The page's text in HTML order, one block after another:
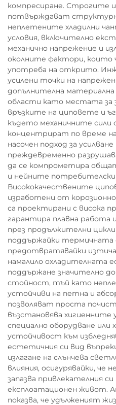
компресиране. Строгите
потвърждават
неплетените хладилни
условия, включително
механично напрежение и
околните фактори,
употреба на открито.
усилени точки на
допълнителна
области като местата за
връзките на циповете и
където механичните сили
концентрират по време
насочен подход за
преждевременно
да се компрометира
и нейните
Висококачествените
изработени от
са проектирани с висока
гарантира плавна работа
през продължителни
поддържайки
предотвратявайки
намалило охладителната
поддържане значително
стойност, тъй като
устойчиви на петна и
позволяват проста
възстановява хигиенните
специално оборудване
устойчивост към
естетичния си вид
излагане на слънчева
влияния, осигурявайки, че
запазва привлекателния
експлоатационен живот.
показва, че удълженият